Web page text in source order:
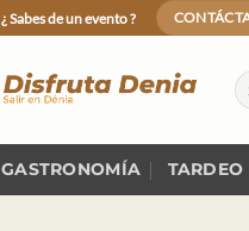
¿ Sabes de un evento ?
GASTRONOMÍA TARDEO